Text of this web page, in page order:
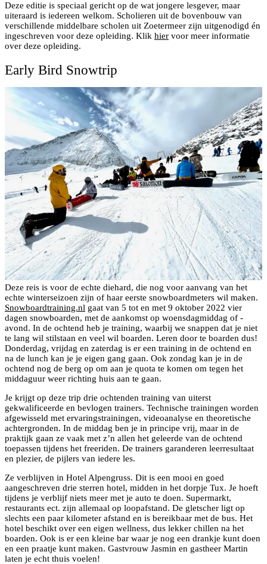
Deze editie is speciaal gericht op de wat jongere lesgever, maar
uiteraard is iedereen welkom. Scholieren uit de bovenbouw van
verschillende middelbare scholen uit Zoetermeer zijn uitgenodigd én
ingeschreven voor deze opleiding. Klik hier voor meer informatie
over deze opleiding.
Early Bird Snowtrip
Deze reis is voor de echte diehard, die nog voor aanvang van het
echte winterseizoen zijn of haar eerste snowboardmeters wil maken.
Snowboardtraining.nl gaat van 5 tot en met 9 oktober 2022 vier
dagen snowboarden, met de aankomst op woensdagmiddag of -
avond. In de ochtend heb je training, waarbij we snappen dat je niet
te lang wil stilstaan en veel wil boarden. Leren door te boarden dus!
Donderdag, vrijdag en zaterdag is er een training in de ochtend en
na de lunch kan je je eigen gang gaan. Ook zondag kan je in de
ochtend nog de berg op om aan je quota te komen om tegen het
middaguur weer richting huis aan te gaan.
Je krijgt op deze trip drie ochtenden training van uiterst
gekwalificeerde en bevlogen trainers. Technische trainingen worden
afgewisseld met ervaringstrainingen, videoanalyse en theoretische
achtergronden. In de middag ben je in principe vrij, maar in de
praktijk gaan ze vaak met z’n allen het geleerde van de ochtend
toepassen tijdens het freeriden. De trainers garanderen leerresultaat
en plezier, de pijlers van iedere les.
Ze verblijven in Hotel Alpengruss. Dit is een mooi en goed
aangeschreven drie sterren hotel, midden in het dorpje Tux. Je hoeft
tijdens je verblijf niets meer met je auto te doen. Supermarkt,
restaurants ect. zijn allemaal op loopafstand. De gletscher ligt op
slechts een paar kilometer afstand en is bereikbaar met de bus. Het
hotel beschikt over een eigen wellness, dus lekker chillen na het
boarden. Ook is er een kleine bar waar je nog een drankje kunt doen
en een praatje kunt maken. Gastvrouw Jasmin en gastheer Martin
laten je echt thuis voelen!